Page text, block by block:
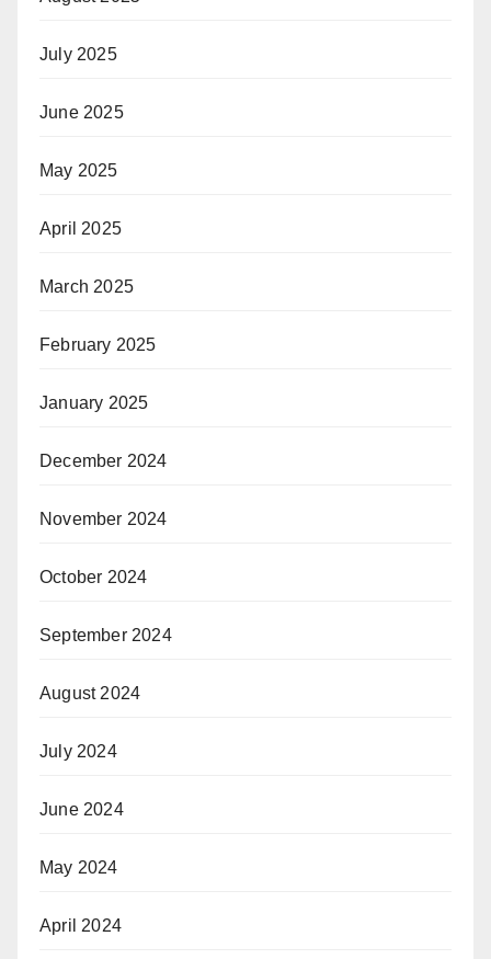
July 2025
June 2025
May 2025
April 2025
March 2025
February 2025
January 2025
December 2024
November 2024
October 2024
September 2024
August 2024
July 2024
June 2024
May 2024
April 2024